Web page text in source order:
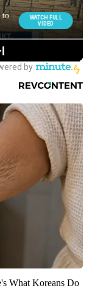
What Koreans Do